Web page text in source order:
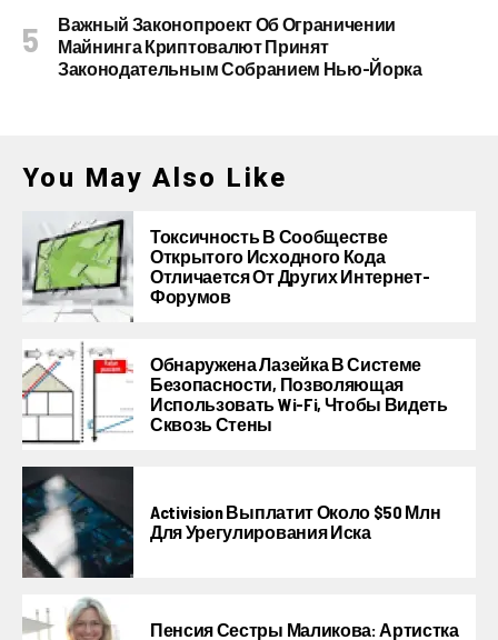
Важный Законопроект Об Ограничении
Майнинга Криптовалют Принят
Законодательным Собранием Нью-Йорка
You May Also Like
Токсичность В Сообществе
Открытого Исходного Кода
Отличается От Других Интернет-
Форумов
Обнаружена Лазейка В Системе
Безопасности, Позволяющая
Использовать Wi-Fi, Чтобы Видеть
Сквозь Стены
Activision Выплатит Около $50 Млн
Для Урегулирования Иска
Пенсия Сестры Маликова: Артистка